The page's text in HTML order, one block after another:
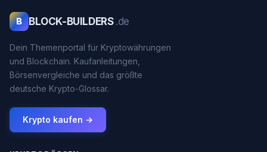
B BLOCK-BUILDERS .de
Dein Themenportal für Kryptowährungen
und Blockchain. Kaufanleitungen,
Börsenvergleiche und das größte
deutsche Krypto-Glossar.
Krypto kaufen →